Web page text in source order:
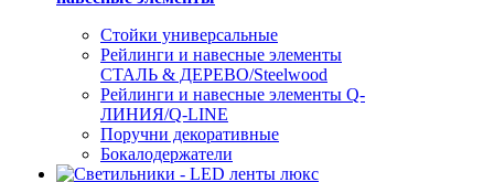
Стойки универсальные
Рейлинги и навесные элементы
СТАЛЬ & ДЕРЕВО/Steelwood
Рейлинги и навесные элементы Q-
ЛИНИЯ/Q-LINE
Поручни декоративные
Бокалодержатели